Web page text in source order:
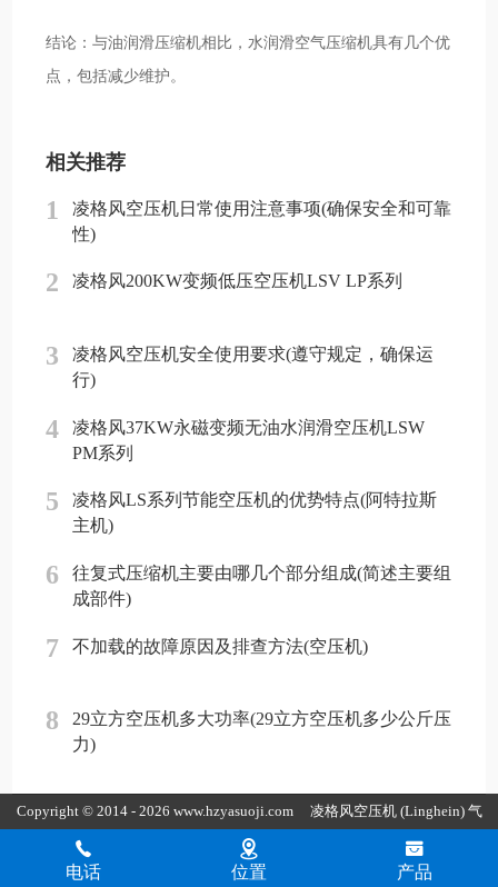
结论：与油润滑压缩机相比，水润滑空气压缩机具有几个优
点，包括减少维护。
相关推荐
1
凌格风空压机日常使用注意事项(确保安全和可靠
性)
2 凌格风200KW变频低压空压机LSV LP系列
3
凌格风空压机安全使用要求(遵守规定，确保运
行)
4
凌格风37KW永磁变频无油水润滑空压机LSW
PM系列
5
凌格风LS系列节能空压机的优势特点(阿特拉斯
主机)
6
往复式压缩机主要由哪几个部分组成(简述主要组
成部件)
7 不加载的故障原因及排查方法(空压机)
8
29立方空压机多大功率(29立方空压机多少公斤压
力)
电话 位置 产品
Copyright © 2014 - 2026 www.hzyasuoji.com 凌格风空压机 (Linghein) 气
胜智能装备（深圳）有限公司版权所有
粤ICP备2021072975号
网安备44030002002880